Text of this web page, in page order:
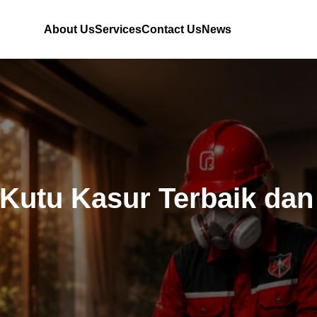
About UsServicesContact UsNews
Kasur Terbaik